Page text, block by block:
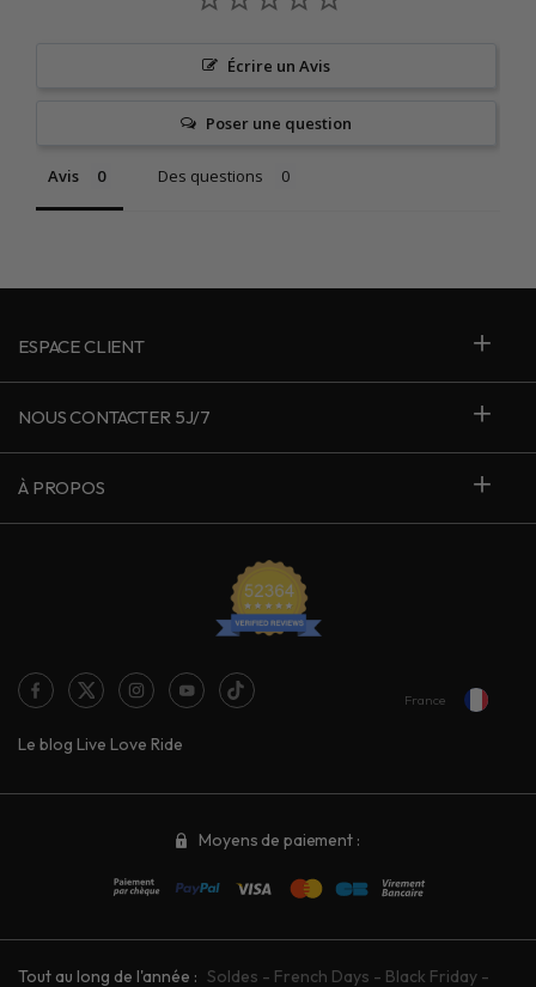
Écrire un Avis
Poser une question
Avis Des questions
ESPACE CLIENT
NOUS CONTACTER 5J/7
À PROPOS
Le blog Live Love Ride
France
Moyens de paiement :
Tout au long de l'année : Soldes - French Days - Black Friday -